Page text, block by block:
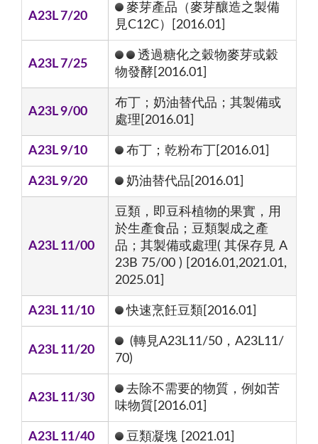
A23L 7/20
麥芽產品（麥芽釀造之製備
見C12C）[2016.01]
A23L 7/25
透過糖化之穀物麥芽或穀
物發酵[2016.01]
A23L 9/00
布丁；奶油替代品；其製備或
處理[2016.01]
A23L 9/10 布丁；乾粉布丁[2016.01]
A23L 9/20 奶油替代品[2016.01]
A23L 11/00
豆類，即豆科植物的果實，用
於生產食品；豆類製成之產
品；其製備或處理( 其保存見 A
23B 75/00 ) [2016.01,2021.01,
2025.01]
A23L 11/10 快速烹飪豆類[2016.01]
A23L 11/20
(轉見A23L11/50，A23L11/
70)
A23L 11/30
去除不需要的物質，例如苦
味物質[2016.01]
A23L 11/40 豆類凝塊 [2021.01]